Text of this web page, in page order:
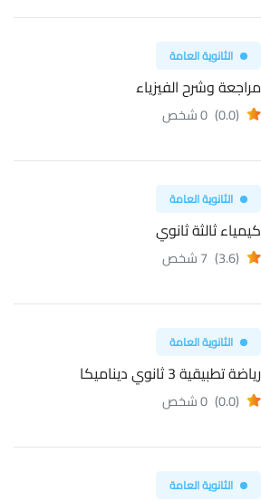
الثانوية العامة
مراجعة وشرح الفيزياء
(0.0) 0 شخص
الثانوية العامة
كيمياء ثالثة ثانوي
(3.6) 7 شخص
الثانوية العامة
رياضة تطبيقية 3 ثانوي ديناميكا
(0.0) 0 شخص
الثانوية العامة